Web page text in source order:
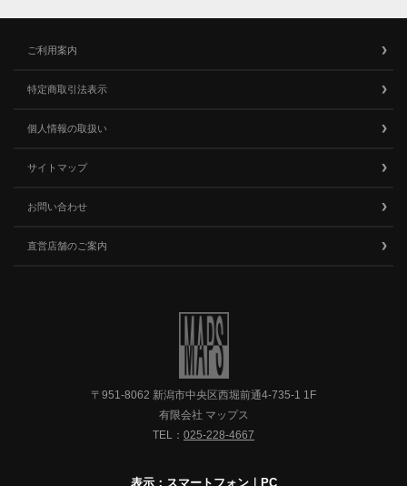
ご利用案内
特定商取引法表示
個人情報の取扱い
サイトマップ
お問い合わせ
直営店舗のご案内
〒951-8062 新潟市中央区西堀前通4-735-1 1F
有限会社 マップス
TEL： 025-228-4667
表示：スマートフォン｜ PC